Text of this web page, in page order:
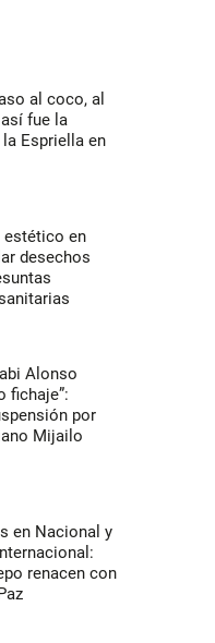
al coco, al
fue la
Espriella en
estético en
desechos
Alonso
fichaje”:
por
Mijailo
en Nacional y
renacen con